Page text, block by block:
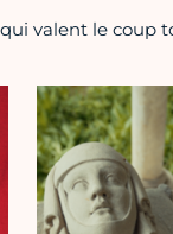
valent le coup